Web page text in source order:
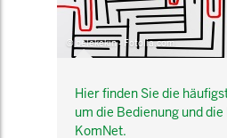
© belekekin - Fotolia.com
Hier finden Sie die
um die Bedienung und
KomNet.